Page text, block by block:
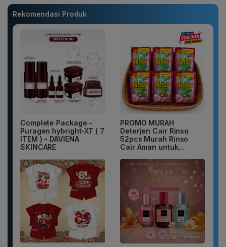
Rekomendasi Produk
Complete Package -
Puragen hybright-XT ( 7
ITEM ) - DAVIENA
SKINCARE
PROMO MURAH
Deterjen Cair Rinso
52pcs Murah Rinso
Cair Aman untuk...